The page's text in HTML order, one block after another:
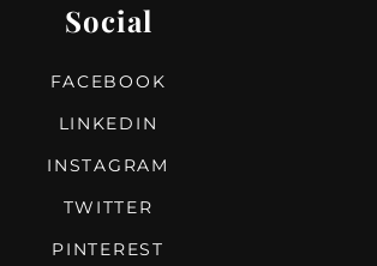
Social
FACEBOOK
LINKEDIN
INSTAGRAM
TWITTER
PINTEREST